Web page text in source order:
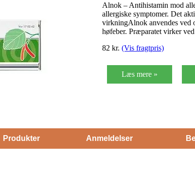
Alnok – Antihistamin mod
allergiske symptomer. Det
virkningAlnok anvendes ved
høfeber. Præparatet virker ved
82 kr. (Vis fragtpris)
Læs mere »
Produkter Anmeldelser